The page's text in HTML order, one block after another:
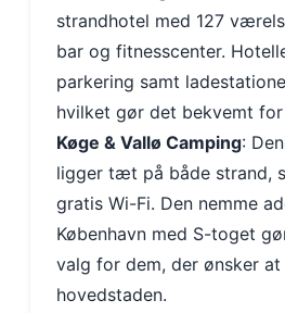
strandhotel med 127
bar og fitnesscenter.
parkering samt
hvilket gør det bekvemt
Køge & Vallø Camping:
ligger tæt på både strand,
gratis Wi-Fi. Den nemme
København med S-toget
valg for dem, der ønsker
hovedstaden.